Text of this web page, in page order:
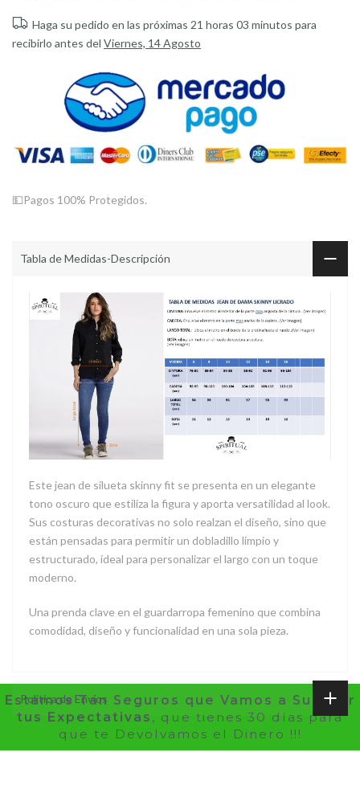
Haga su pedido en las próximas 21 horas 03 minutos para
recibirlo antes del Viernes, 14 Agosto
💵Pagos 100% Protegidos.
Tabla de Medidas-Descripción
Este jean de silueta skinny fit se presenta en un elegante
tono oscuro que estiliza la figura y aporta versatilidad al look.
Sus costuras decorativas no solo realzan el diseño, sino que
están pensadas para permitir un dobladillo limpio y
estructurado, ideal para personalizar el largo con un toque
moderno.
Una prenda clave en el guardarropa femenino que combina
comodidad, diseño y funcionalidad en una sola pieza.
Política de Envíos
Estamos Tan Seguros que Vamos a Superar
tus Expectativas , que tienes 30 días para
que te Devolvamos el Dinero !!!